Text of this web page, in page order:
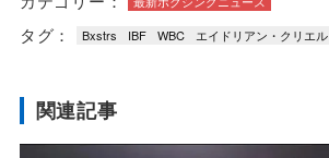
タグ： Bxstrs IBF WBC エイドリアン・クリエル
関連記事